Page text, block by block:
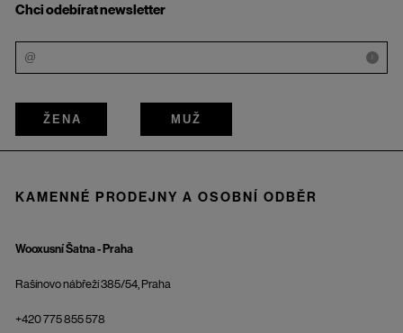
Chci odebírat newsletter
i
ŽENA MUŽ
KAMENNÉ PRODEJNY A OSOBNÍ ODBĚR
Wooxusní Šatna - Praha
Rašínovo nábřeží 385/54, Praha
+420 775 855 578